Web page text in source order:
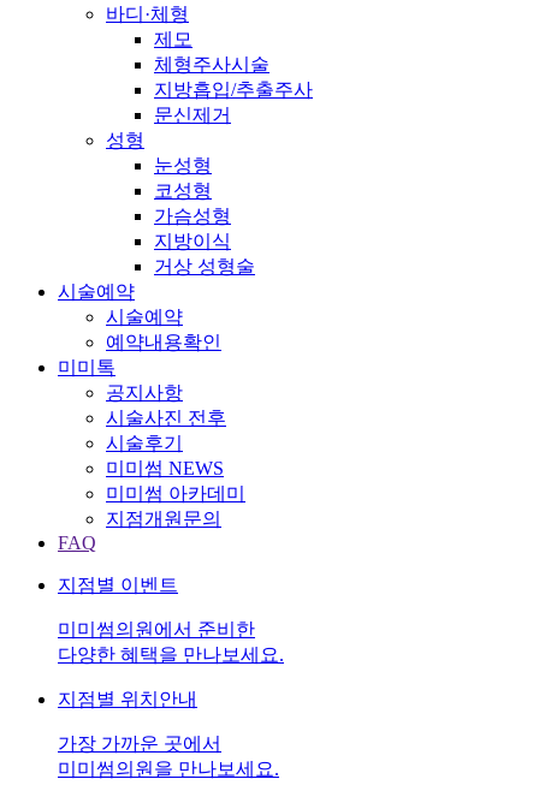
바디·체형
제모
체형주사시술
지방흡입/추출주사
문신제거
성형
눈성형
코성형
가슴성형
지방이식
거상 성형술
시술예약
시술예약
예약내용확인
미미톡
공지사항
시술사진 전후
시술후기
미미썸 NEWS
미미썸 아카데미
지점개원문의
FAQ
지점별 이벤트
미미썸의원에서 준비한
다양한 혜택을 만나보세요.
지점별 위치안내
가장 가까운 곳에서
미미썸의원을 만나보세요.